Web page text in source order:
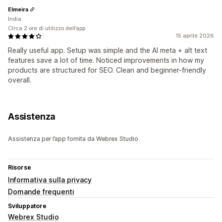
15 aprile 2026
Really useful app. Setup was simple and the AI meta + alt text
features save a lot of time. Noticed improvements in how my
products are structured for SEO. Clean and beginner-friendly
overall.
Elmeira
India
Circa 2 ore di utilizzo dell’app
Assistenza
Assistenza per l’app fornita da Webrex Studio.
Risorse
Informativa sulla privacy
Domande frequenti
Sviluppatore
Webrex Studio